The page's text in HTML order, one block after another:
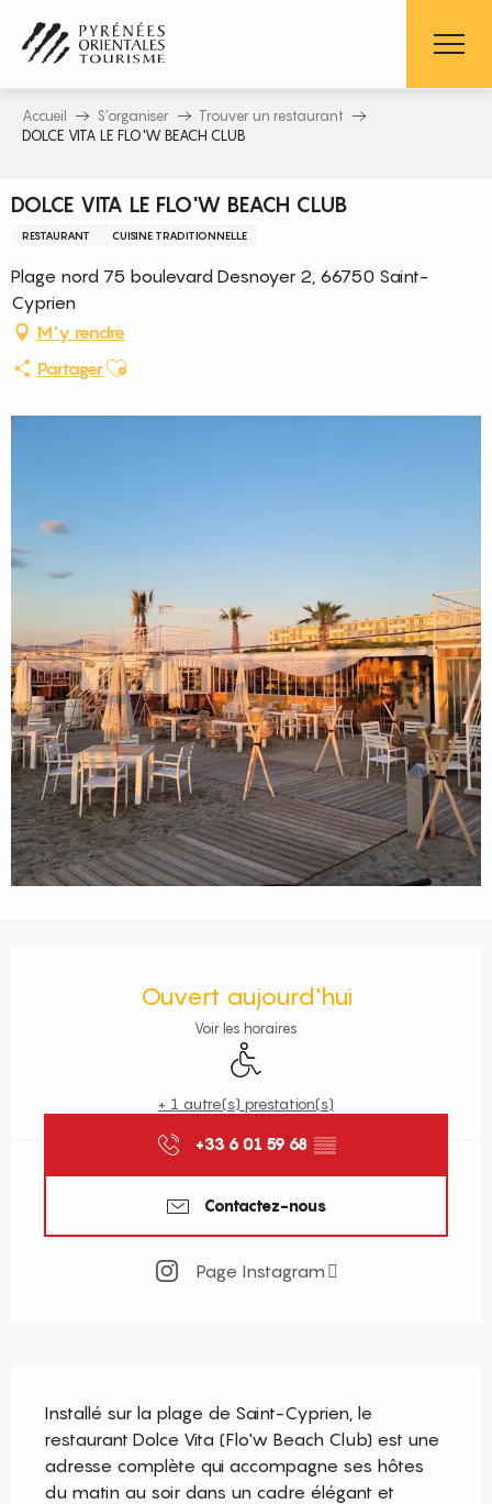
contenu
principal
Accueil S’organiser
Trouver un restaurant
DOLCE VITA LE FLO'W BEACH CLUB
DOLCE VITA LE FLO'W BEACH CLUB
RESTAURANT CUISINE TRADITIONNELLE
Plage nord 75 boulevard Desnoyer 2, 66750 Saint-
Cyprien
M'y rendre
PartagerAjouter aux favoris
Ouvert aujourd'hui
Voir les horaires
Accès handicapés
+ 1 autre(s) prestation(s)
+33 6 01 59 68 ▒▒
Contactez-nous
Page Instagram
Installé sur la plage de Saint-Cyprien, le
restaurant Dolce Vita (Flo'w Beach Club) est une
adresse complète qui accompagne ses hôtes
du matin au soir dans un cadre élégant et